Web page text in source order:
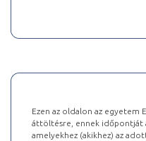
Ezen az oldalon az egyetem
áttöltésre, ennek időpontját
amelyekhez (akikhez) az